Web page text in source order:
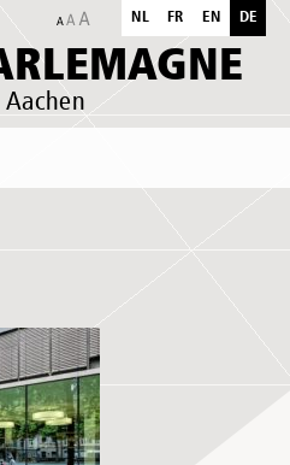
NL FR EN DE